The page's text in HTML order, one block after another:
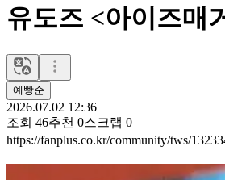
유도즈 <아이즈매
예빵순
2026.07.02 12:36
조회 46추천 0스크랩 0
https://fanplus.co.kr/community/tws/